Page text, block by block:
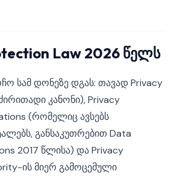
Law 2026 წელს
სამ დონეზე დგას: თავად Privacy
კანონი), Privacy
(რომელიც ავსებს
განსაკუთრებით Data
2017 წლისა) და Privacy
ის მიერ გამოცემული